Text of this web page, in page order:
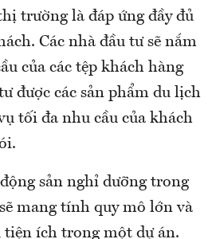
trường là đáp ứng đầy đủ
Các nhà đầu tư sẽ nắm
của các tệp khách hàng
được các sản phẩm du lịch
tối đa nhu cầu của khách
sản nghỉ dưỡng trong
mang tính quy mô lớn và
tiện ích trong một dự án.